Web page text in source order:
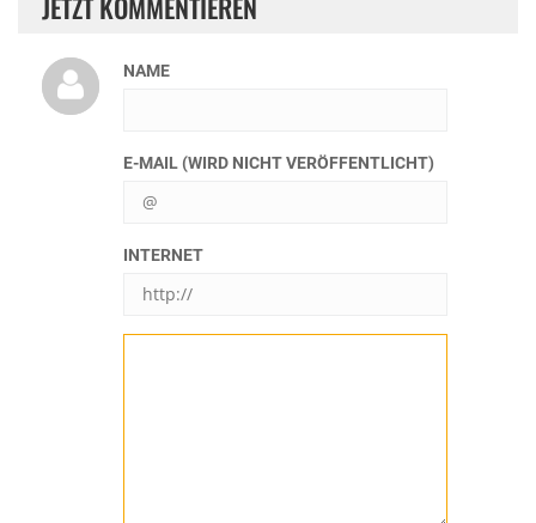
NAME
E-MAIL (WIRD NICHT VERÖFFENTLICHT)
INTERNET